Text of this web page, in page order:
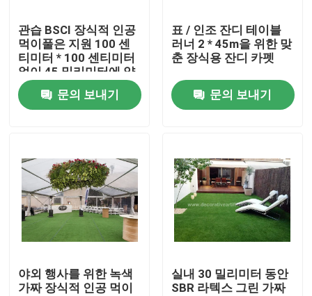
공장 견학
품질 관리
문의하기
소식
케이스
조회를 요청하다
장식적 인공 먹이풀
관습 BSCI 장식적 인공
먹이풀은 지원 100 센
티미터 * 100 센티미터
없이 45 밀리미터에 양
탄자를 깝니다
문의 보내기
표 / 인조 잔디 테이블
러너 2 * 45m을 위한 맞
춘 장식용 잔디 카펫
문의 보내기
야외 행사를 위한 녹색
가짜 장식적 인공 먹이
실내 30 밀리미터 동안
SBR 라텍스 그린 가짜